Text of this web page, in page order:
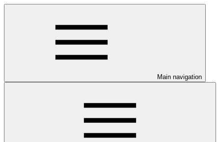
Main navigation